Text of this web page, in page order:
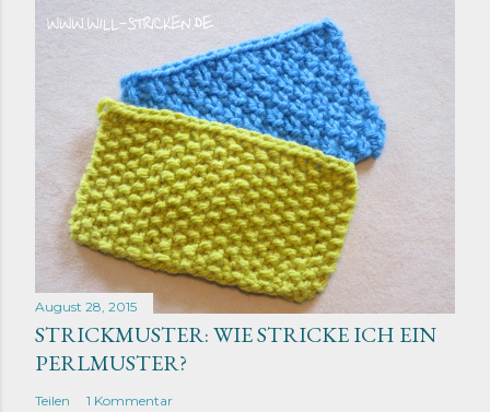
August 28, 2015
STRICKMUSTER: WIE STRICKE ICH EIN
PERLMUSTER?
Teilen 1 Kommentar